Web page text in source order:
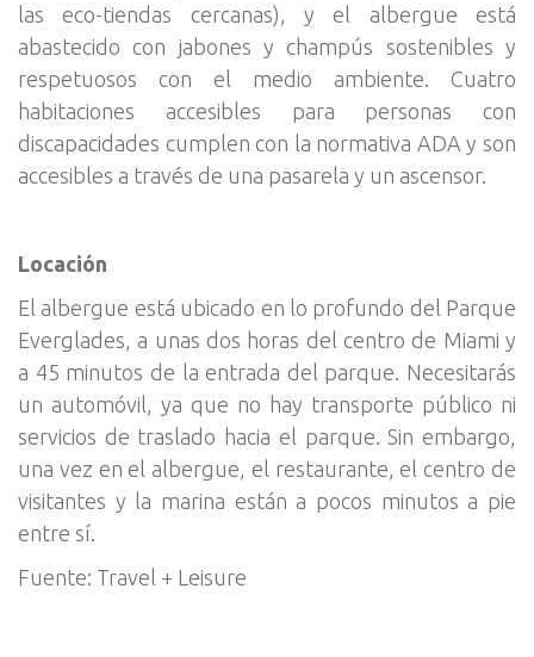
las eco-tiendas cercanas), y el albergue está
abastecido con jabones y champús sostenibles y
respetuosos con el medio ambiente. Cuatro
habitaciones accesibles para personas con
discapacidades cumplen con la normativa ADA y son
accesibles a través de una pasarela y un ascensor.
Locación
El albergue está ubicado en lo profundo del Parque
Everglades, a unas dos horas del centro de Miami y
a 45 minutos de la entrada del parque. Necesitarás
un automóvil, ya que no hay transporte público ni
servicios de traslado hacia el parque. Sin embargo,
una vez en el albergue, el restaurante, el centro de
visitantes y la marina están a pocos minutos a pie
entre sí.
Fuente: Travel + Leisure